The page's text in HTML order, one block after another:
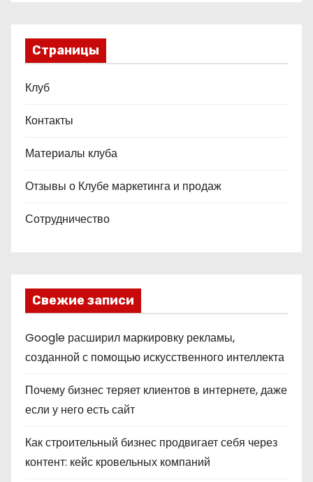
Страницы
Клуб
Контакты
Материалы клуба
Отзывы о Клубе маркетинга и продаж
Сотрудничество
Свежие записи
Google расширил маркировку рекламы,
созданной с помощью искусственного интеллекта
Почему бизнес теряет клиентов в интернете, даже
если у него есть сайт
Как строительный бизнес продвигает себя через
контент: кейс кровельных компаний